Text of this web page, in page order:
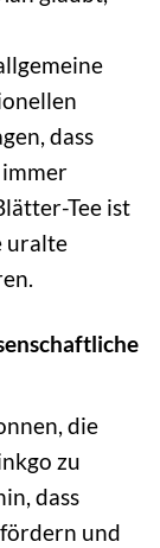
dass
Tee ist
uralte
die
zu
dass
und